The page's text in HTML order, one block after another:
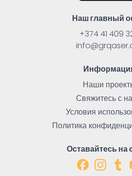
Наш главный
+374 41 409
Наши
Свяжитесь с
Условия
Политика
Оставайтесь на